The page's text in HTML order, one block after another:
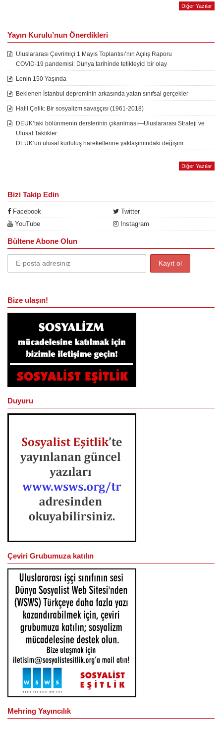
Diğer Yazılar
Yayın Kurulu’nun Önerdikleri
Uluslararası Çevrimiçi 1 Mayıs Toplantısı’nın Açılış Raporu
COVID-19 pandemisi: Dünya tarihinde tetikleyici bir olay
Lenin 150 Yaşında
Beklenen İstanbul depreminin arkasında yatan sınıfsal gerçekler
Halil Çelik: Bir sosyalizm savaşçısı (1961-2018)
DEUK’taki bölünmenin derslerinin çıkarılması—Uluslararası Strateji ve
Ulusal Taktikler:
DEUK’un ulusal kurtuluş hareketlerine yaklaşımındaki değişim
Diğer Yazılar
Bizi Takip Edin
Facebook
Twitter
YouTube
Instagram
Bültene Abone Olun
Bize ulaşın!
Duyuru
Çeviri Grubumuza katılın
Mehring Yayıncılık